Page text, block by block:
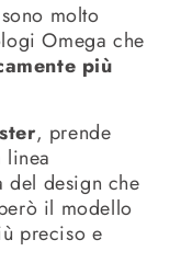
molto
Omega che
più
, prende
del design che
il modello
preciso e